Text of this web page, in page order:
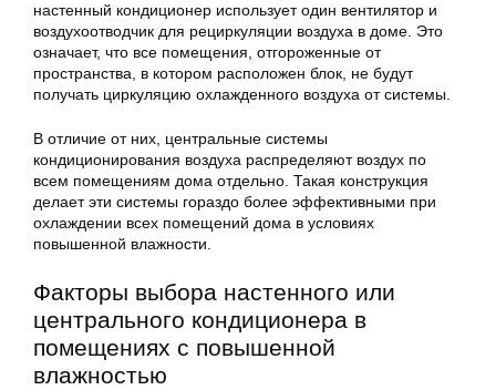
настенный кондиционер использует один вентилятор и
воздухоотводчик для рециркуляции воздуха в доме. Это
означает, что все помещения, отгороженные от
пространства, в котором расположен блок, не будут
получать циркуляцию охлажденного воздуха от системы.
В отличие от них, центральные системы
кондиционирования воздуха распределяют воздух по
всем помещениям дома отдельно. Такая конструкция
делает эти системы гораздо более эффективными при
охлаждении всех помещений дома в условиях
повышенной влажности.
Факторы выбора настенного или
центрального кондиционера в
помещениях с повышенной
влажностью